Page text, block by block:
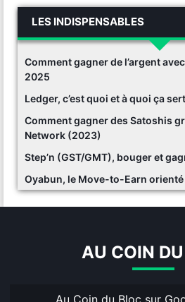
LES INDISPENSABLES
Comment gagner de l’argent
2025
Ledger, c’est quoi et à quoi ça
Comment gagner des Satoshis
Network (2023)
Step’n (GST/GMT), bouger et
Oyabun, le Move-to-Earn
AU COIN